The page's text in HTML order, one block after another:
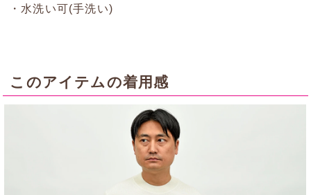
・水洗い可(手洗い)
このアイテムの着用感